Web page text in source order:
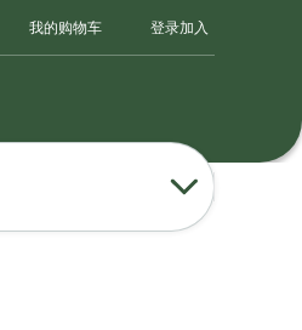
我的购物车 登录加入